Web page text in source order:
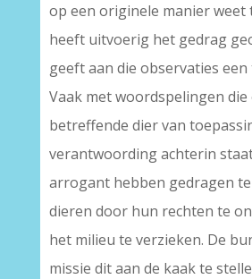
op een originele manier weet
heeft uitvoerig het gedrag
geeft aan die observaties een
Vaak met woordspelingen
betreffende dier van
verantwoording achterin
arrogant hebben gedragen
dieren door hun rechten te
het milieu te verzieken. De
missie dit aan de kaak te